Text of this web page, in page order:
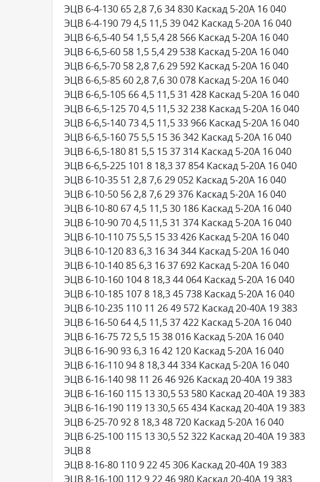
ЭЦВ 6-4-130 65 2,8 7,6 34 830 Каскад 5-20А 16 040
ЭЦВ 6-4-190 79 4,5 11,5 39 042 Каскад 5-20А 16 040
ЭЦВ 6-6,5-40 54 1,5 5,4 28 566 Каскад 5-20А 16 040
ЭЦВ 6-6,5-60 58 1,5 5,4 29 538 Каскад 5-20А 16 040
ЭЦВ 6-6,5-70 58 2,8 7,6 29 592 Каскад 5-20А 16 040
ЭЦВ 6-6,5-85 60 2,8 7,6 30 078 Каскад 5-20А 16 040
ЭЦВ 6-6,5-105 66 4,5 11,5 31 428 Каскад 5-20А 16 040
ЭЦВ 6-6,5-125 70 4,5 11,5 32 238 Каскад 5-20А 16 040
ЭЦВ 6-6,5-140 73 4,5 11,5 33 966 Каскад 5-20А 16 040
ЭЦВ 6-6,5-160 75 5,5 15 36 342 Каскад 5-20А 16 040
ЭЦВ 6-6,5-180 81 5,5 15 37 314 Каскад 5-20А 16 040
ЭЦВ 6-6,5-225 101 8 18,3 37 854 Каскад 5-20А 16 040
ЭЦВ 6-10-35 51 2,8 7,6 29 052 Каскад 5-20А 16 040
ЭЦВ 6-10-50 56 2,8 7,6 29 376 Каскад 5-20А 16 040
ЭЦВ 6-10-80 67 4,5 11,5 30 186 Каскад 5-20А 16 040
ЭЦВ 6-10-90 70 4,5 11,5 31 374 Каскад 5-20А 16 040
ЭЦВ 6-10-110 75 5,5 15 33 426 Каскад 5-20А 16 040
ЭЦВ 6-10-120 83 6,3 16 34 344 Каскад 5-20А 16 040
ЭЦВ 6-10-140 85 6,3 16 37 692 Каскад 5-20А 16 040
ЭЦВ 6-10-160 104 8 18,3 44 064 Каскад 5-20А 16 040
ЭЦВ 6-10-185 107 8 18,3 45 738 Каскад 5-20А 16 040
ЭЦВ 6-10-235 110 11 26 49 572 Каскад 20-40А 19 383
ЭЦВ 6-16-50 64 4,5 11,5 37 422 Каскад 5-20А 16 040
ЭЦВ 6-16-75 72 5,5 15 38 016 Каскад 5-20А 16 040
ЭЦВ 6-16-90 93 6,3 16 42 120 Каскад 5-20А 16 040
ЭЦВ 6-16-110 94 8 18,3 44 334 Каскад 5-20А 16 040
ЭЦВ 6-16-140 98 11 26 46 926 Каскад 20-40А 19 383
ЭЦВ 6-16-160 115 13 30,5 53 580 Каскад 20-40А 19 383
ЭЦВ 6-16-190 119 13 30,5 65 434 Каскад 20-40А 19 383
ЭЦВ 6-25-70 92 8 18,3 48 720 Каскад 5-20А 16 040
ЭЦВ 6-25-100 115 13 30,5 52 322 Каскад 20-40А 19 383
ЭЦВ 8
ЭЦВ 8-16-80 110 9 22 45 306 Каскад 20-40А 19 383
ЭЦВ 8-16-100 112 9 22 46 980 Каскад 20-40А 19 383